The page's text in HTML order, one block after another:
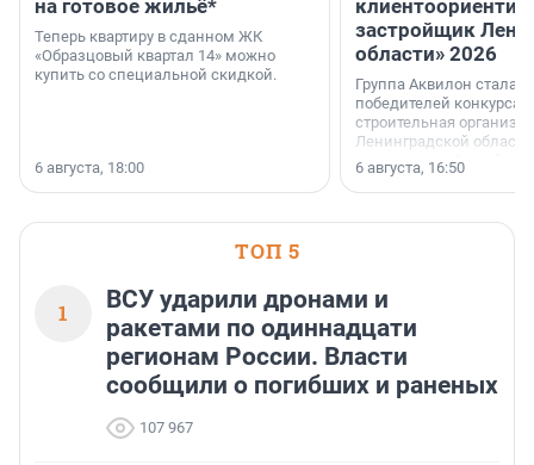
на готовое жильё*
Теперь квартиру в сданном ЖК
«Образцовый квартал 14» можно
купить со специальной скидкой.
6 августа, 18:00
застройщик
области» 2026
Группа Аквилон стала
победителей конкурса
строительная
Ленинградской области
номинации «Самый
застройщик
области».
6 августа, 16:50
ТОП 5
1
ВСУ ударили дронами и
ракетами по одиннадцати
регионам России. Власти
сообщили о погибших и раненых
107 967